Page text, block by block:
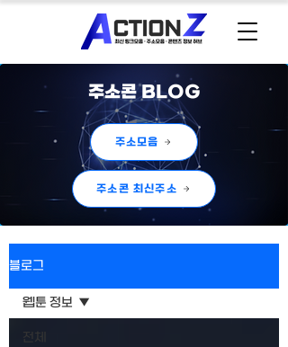
주소콘 BLOG
주소모음
주소콘 최신주소
블로그
전체
웹툰 정보